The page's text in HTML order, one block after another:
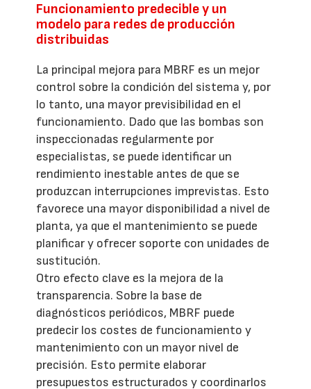
Funcionamiento predecible y un
modelo para redes de producción
distribuidas
La principal mejora para MBRF es un mejor
control sobre la condición del sistema y, por
lo tanto, una mayor previsibilidad en el
funcionamiento. Dado que las bombas son
inspeccionadas regularmente por
especialistas, se puede identificar un
rendimiento inestable antes de que se
produzcan interrupciones imprevistas. Esto
favorece una mayor disponibilidad a nivel de
planta, ya que el mantenimiento se puede
planificar y ofrecer soporte con unidades de
sustitución.
Otro efecto clave es la mejora de la
transparencia. Sobre la base de
diagnósticos periódicos, MBRF puede
predecir los costes de funcionamiento y
mantenimiento con un mayor nivel de
precisión. Esto permite elaborar
presupuestos estructurados y coordinarlos